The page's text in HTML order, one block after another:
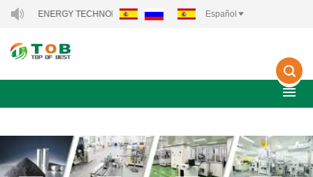
TECHNOLOGY CO., LTD.. Español